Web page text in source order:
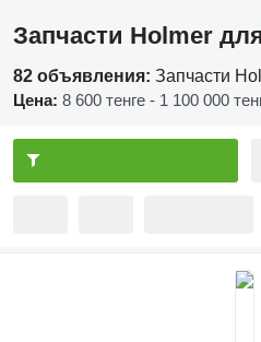
Запчасти Holmer
82 объявления: Запчасти
Цена: 8 600 тенге - 1 100 000